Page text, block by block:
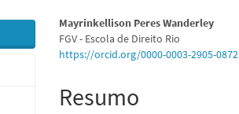
Conteúdo
do
principal
Mayrinkellison Peres Wanderley
FGV - Escola de Direito Rio
https://orcid.org/0000-0003-2905-0872
Resumo